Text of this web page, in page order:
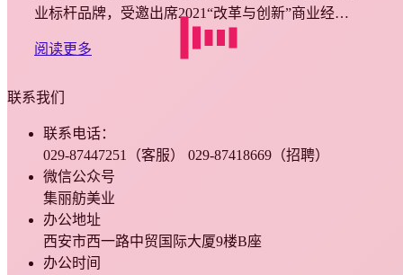
业标杆品牌，受邀出席2021“改革与创新”商业经…
阅读更多
联系我们
联系电话：
029-87447251（客服） 029-87418669（招聘）
微信公众号
集丽舫美业
办公地址
西安市西一路中贸国际大厦9楼B座
办公时间